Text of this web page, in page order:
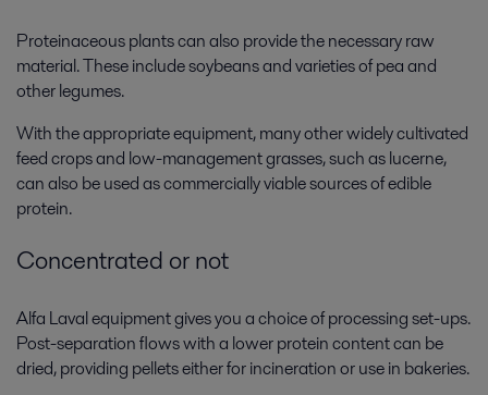
Proteinaceous plants can also provide the necessary raw
material. These include soybeans and varieties of pea and
other legumes.
With the appropriate equipment, many other widely cultivated
feed crops and low-management grasses, such as lucerne,
can also be used as commercially viable sources of edible
protein.
Concentrated or not
Alfa Laval equipment gives you a choice of processing set-ups.
Post-separation flows with a lower protein content can be
dried, providing pellets either for incineration or use in bakeries.